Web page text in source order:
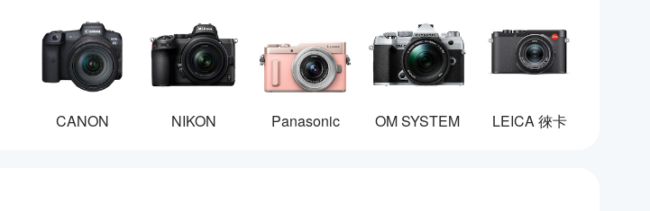
CANON NIKON Panasonic OM SYSTEM LEICA 徠卡